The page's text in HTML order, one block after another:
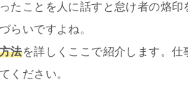
たことを人に話すと怠け者の烙
らいですよね。
法を詳しくここで紹介します。
ください。